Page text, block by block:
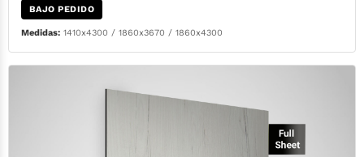
BAJO PEDIDO
Medidas:1410x4300 / 1860x3670 / 1860x4300